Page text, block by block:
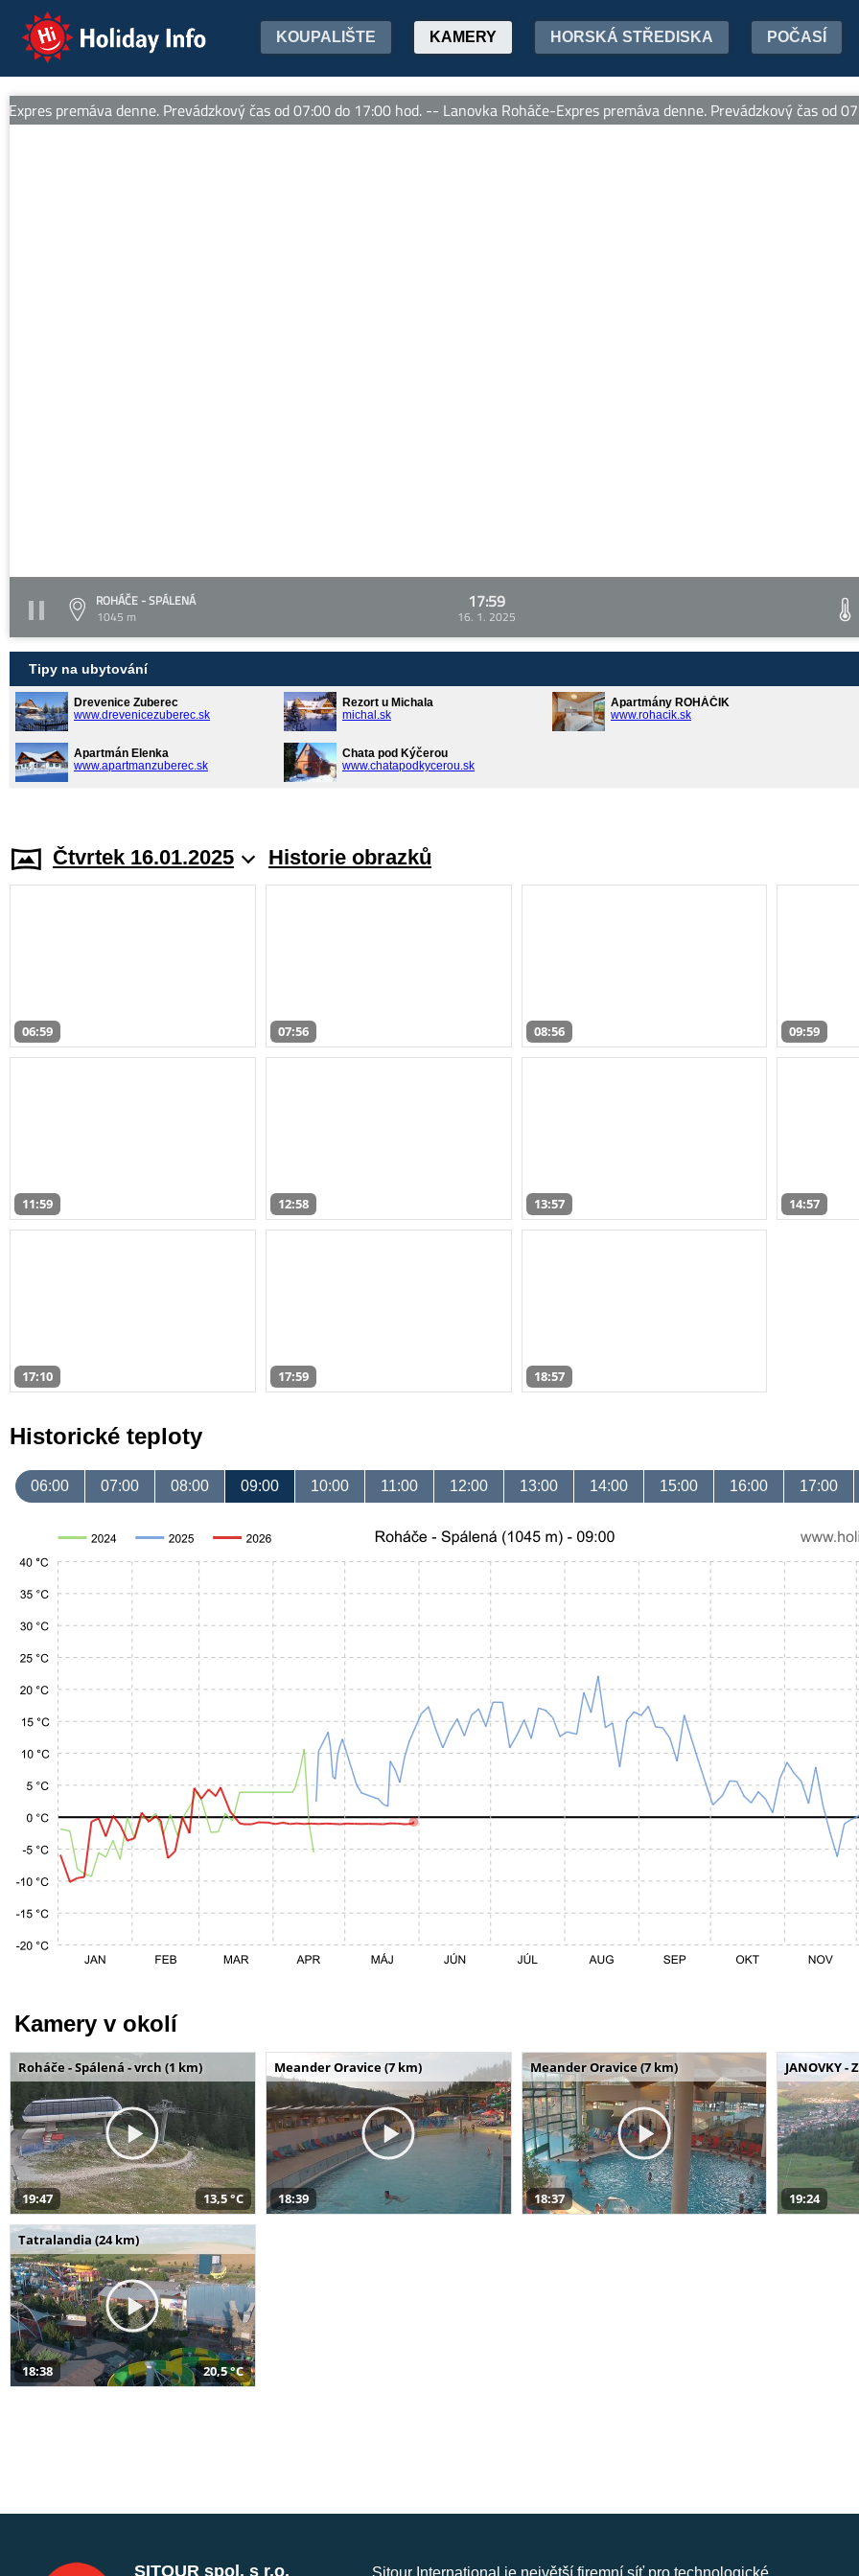
Holiday Info KOUPALIŠTE KAMERY HORSKÁ STŘEDISKA POČASÍ
premáva denne. Prevádzkový čas od 07:00 do 17:00 hod. -- Lanovka Roháče-Expres premáva denne. Prevádzkový čas od
ROHÁČE - SPÁLENÁ
1045 m
17:59
16. 1. 2025
Tipy na ubytování
Drevenice Zuberec
www.drevenicezuberec.sk
Rezort u Michala
michal.sk
Apartmány ROHÁČIK
www.rohacik.sk
Apartmán Elenka
www.apartmanzuberec.sk
Chata pod Kýčerou
www.chatapodkycerou.sk
Čtvrtek 16.01.2025 Historie obrazků
06:59 07:56 08:56 09:59
11:59 12:58 13:57 14:57
17:10 17:59 18:57
Historické teploty
06:00 07:00 08:00 09:00 10:00 11:00 12:00 13:00 14:00 15:00 16:00 17:00
Kamery v okolí
Roháče - Spálená - vrch (1 km)
19:47 13,5 °C
Meander Oravice (7 km)
18:39
Meander Oravice (7 km)
18:37
JANOVKY -
19:24
Tatralandia (24 km)
18:38 20,5 °C
SITOUR spol. s r.o.